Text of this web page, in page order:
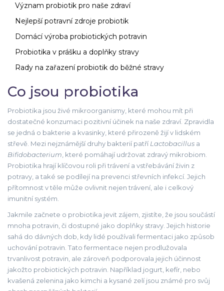
Význam probiotik pro naše zdraví
Nejlepší potravní zdroje probiotik
Domácí výroba probiotických potravin
Probiotika v prášku a doplňky stravy
Rady na zařazení probiotik do běžné stravy
Co jsou probiotika
Probiotika jsou živé mikroorganismy, které mohou mít při
dostatečné konzumaci pozitivní účinek na naše zdraví. Zpravidla
se jedná o bakterie a kvasinky, které přirozeně žijí v lidském
střevě. Mezi nejznámější druhy bakterií patříLactobacillus a
Bifidobacterium , které pomáhají udržovat zdravý mikrobiom.
Probiotika hrají klíčovou roli při trávení a vstřebávání živin z
potravy, a také se podílejí na prevenci střevních infekcí. Jejich
přítomnost v těle může ovlivnit nejen trávení, ale i celkový
imunitní systém.
Jakmile začnete o probiotika jevit zájem, zjistíte, že jsou součástí
mnoha potravin, či dostupné jako doplňky stravy. Jejich historie
sahá do dávných dob, kdy lidé používali fermentaci jako způsob
uchování potravin. Tato fermentace nejen prodlužovala
trvanlivost potravin, ale zároveň podporovala jejich účinnost
jakožto probiotických potravin. Například jogurt, kefír, nebo
kvašená zelenina jako kimchi a kysané zelí jsou známé pro svůj